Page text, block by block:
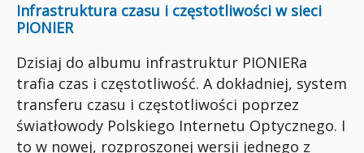
Infrastruktura czasu i częstotliwości w sieci
PIONIER
Dzisiaj do albumu infrastruktur PIONIERa
trafia czas i częstotliwość. A dokładniej, system
transferu czasu i częstotliwości poprzez
światłowody Polskiego Internetu Optycznego. I
to w nowej, rozproszonej wersji jednego z